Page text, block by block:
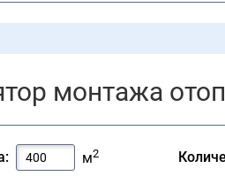
монтажа
м2